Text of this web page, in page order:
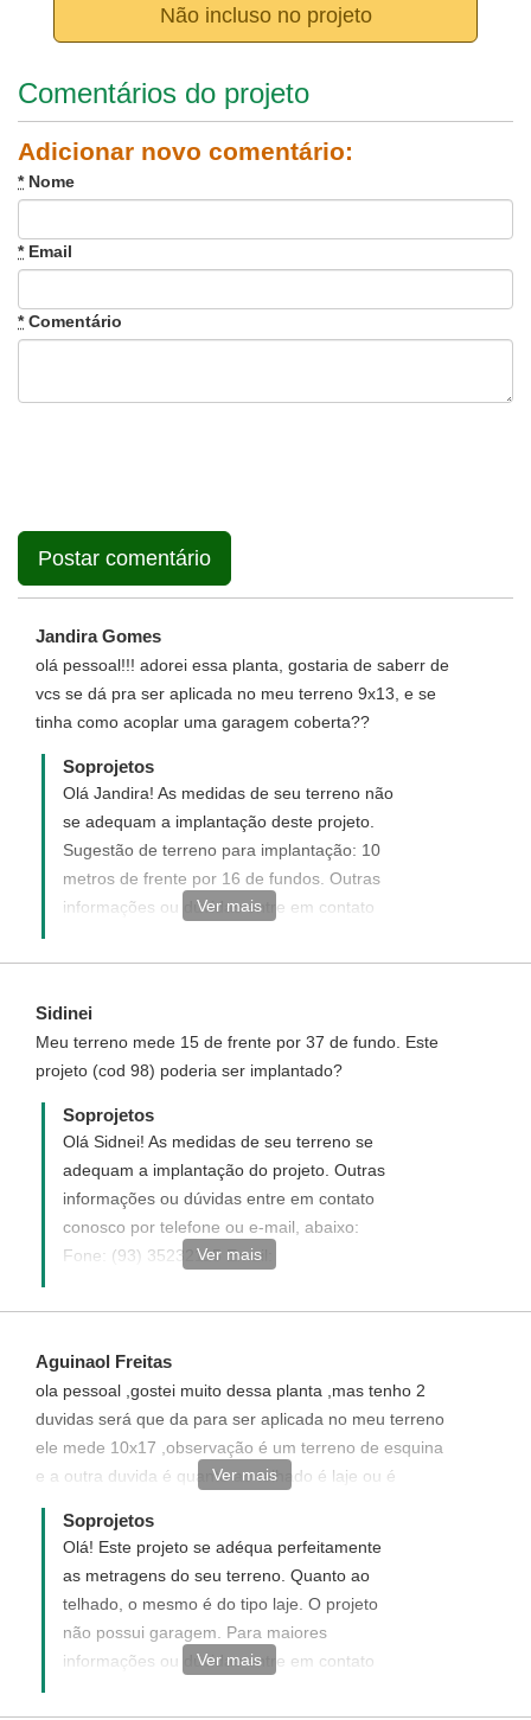
Não incluso no projeto
Comentários do projeto
Adicionar novo comentário:
*Nome
*Email
*Comentário
Jandira Gomes
olá pessoal!!! adorei essa planta, gostaria de saberr de
vcs se dá pra ser aplicada no meu terreno 9x13, e se
tinha como acoplar uma garagem coberta??
Soprojetos
Olá Jandira! As medidas de seu terreno não
se adequam a implantação deste projeto.
Sugestão de terreno para implantação: 10
metros de frente por 16 de fundos. Outras
informações ou dúvidas entre em contato
Fone: (93) 35232115 Email:
Ver mais
Sidinei
Meu terreno mede 15 de frente por 37 de fundo. Este
projeto (cod 98) poderia ser implantado?
Soprojetos
Olá Sidnei! As medidas de seu terreno se
adequam a implantação do projeto. Outras
informações ou dúvidas entre em contato
conosco por telefone ou e-mail, abaixo:
Fone: (93) 35232115 Email:
Ver mais
Aguinaol Freitas
ola pessoal ,gostei muito dessa planta ,mas tenho 2
duvidas será que da para ser aplicada no meu terreno
ele mede 10x17 ,observação é um terreno de esquina
e a outra duvida é quanto ao telhado é laje ou é
telhado de cerâmica ? Não tem garagem?
Ver mais
Soprojetos
Olá! Este projeto se adéqua perfeitamente
as metragens do seu terreno. Quanto ao
telhado, o mesmo é do tipo laje. O projeto
não possui garagem. Para maiores
informações ou dúvidas entre em contato
Ver mais